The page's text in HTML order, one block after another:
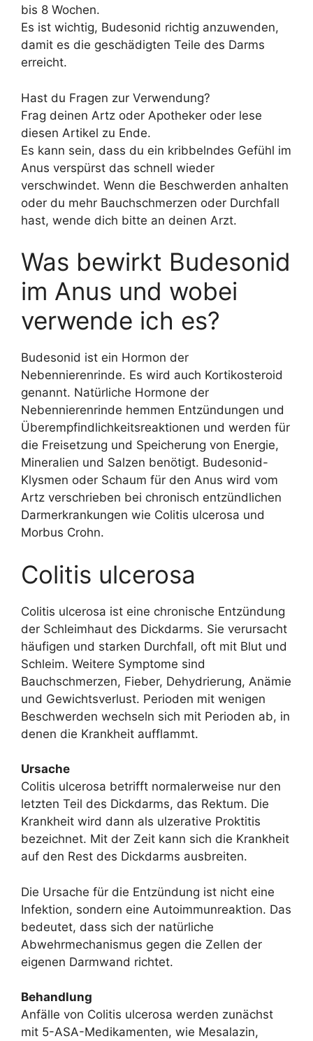
bis 8 Wochen.
Es ist wichtig, Budesonid richtig anzuwenden,
damit es die geschädigten Teile des Darms
erreicht.
Hast du Fragen zur Verwendung?
Frag deinen Artz oder Apotheker oder lese
diesen Artikel zu Ende.
Es kann sein, dass du ein kribbelndes Gefühl im
Anus verspürst das schnell wieder
verschwindet. Wenn die Beschwerden anhalten
oder du mehr Bauchschmerzen oder Durchfall
hast, wende dich bitte an deinen Arzt.
Was bewirkt Budesonid
im Anus und wobei
verwende ich es?
Budesonid ist ein Hormon der
Nebennierenrinde. Es wird auch Kortikosteroid
genannt. Natürliche Hormone der
Nebennierenrinde hemmen Entzündungen und
Überempfindlichkeitsreaktionen und werden für
die Freisetzung und Speicherung von Energie,
Mineralien und Salzen benötigt. Budesonid-
Klysmen oder Schaum für den Anus wird vom
Artz verschrieben bei chronisch entzündlichen
Darmerkrankungen wie Colitis ulcerosa und
Morbus Crohn.
Colitis ulcerosa
Colitis ulcerosa ist eine chronische Entzündung
der Schleimhaut des Dickdarms. Sie verursacht
häufigen und starken Durchfall, oft mit Blut und
Schleim. Weitere Symptome sind
Bauchschmerzen, Fieber, Dehydrierung, Anämie
und Gewichtsverlust. Perioden mit wenigen
Beschwerden wechseln sich mit Perioden ab, in
denen die Krankheit aufflammt.
Ursache
Colitis ulcerosa betrifft normalerweise nur den
letzten Teil des Dickdarms, das Rektum. Die
Krankheit wird dann als ulzerative Proktitis
bezeichnet. Mit der Zeit kann sich die Krankheit
auf den Rest des Dickdarms ausbreiten.
Die Ursache für die Entzündung ist nicht eine
Infektion, sondern eine Autoimmunreaktion. Das
bedeutet, dass sich der natürliche
Abwehrmechanismus gegen die Zellen der
eigenen Darmwand richtet.
Behandlung
Anfälle von Colitis ulcerosa werden zunächst
mit 5-ASA-Medikamenten, wie Mesalazin,